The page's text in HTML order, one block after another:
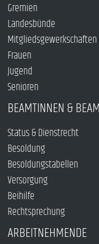
Gremien
Landesbünde
Mitgliedsgewerkschaften
Frauen
Jugend
Senioren
BEAMTINNEN &
Status & Dienstrecht
Besoldung
Besoldungstabellen
Versorgung
Beihilfe
Rechtsprechung
ARBEITNEHMENDE